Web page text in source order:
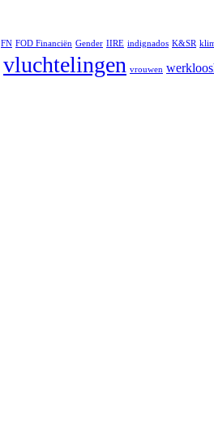
FN FOD Financiën Gender IIRE indignados K&SR
vluchtelingen vrouwen